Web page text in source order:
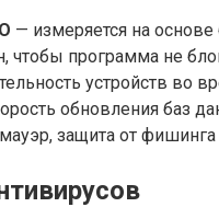
— измеряется на
чтобы программа не
устройств во
обновления баз
защита от фишинга